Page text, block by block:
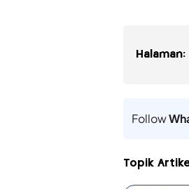
Halaman:
Follow
Topik